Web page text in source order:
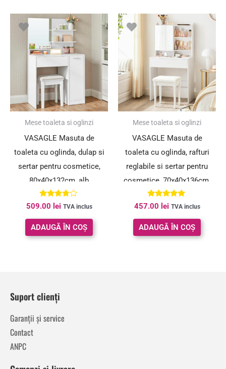
Mese toaleta si oglinzi
VASAGLE Masuta de
toaleta cu oglinda, dulap si
sertar pentru cosmetice,
80x40x132cm, alb
Evaluat
la
3.67
din 5
509.00 lei TVA inclus
ADAUGĂ ÎN COȘ
Mese toaleta si oglinzi
VASAGLE Masuta de
toaleta cu oglinda, rafturi
reglabile si sertar pentru
cosmetice, 70x40x136cm,
alb
Evaluat la
5.00
din 5
457.00 lei TVA inclus
ADAUGĂ ÎN COȘ
Suport clienți
Garanții și service
Contact
ANPC